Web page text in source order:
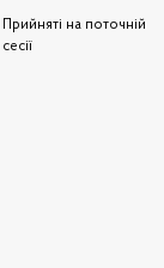
Прийняті на поточній
сесії